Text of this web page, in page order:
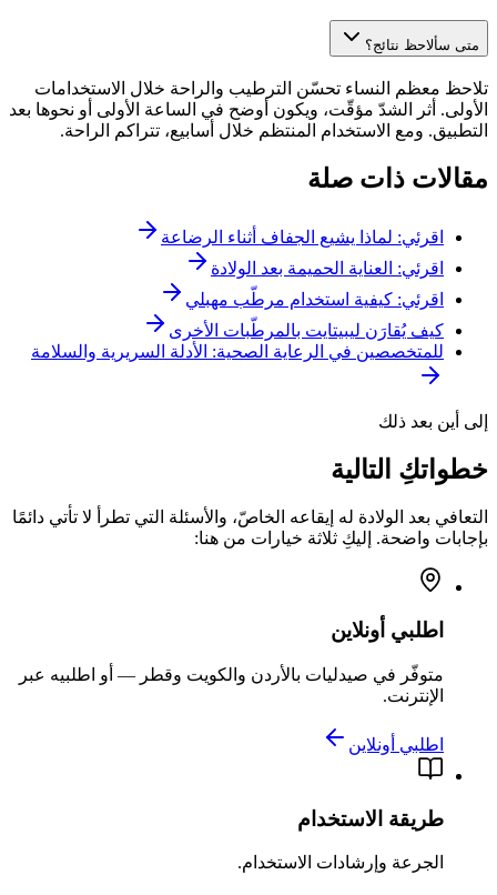
متى سألاحظ نتائج؟
تلاحظ معظم النساء تحسّن الترطيب والراحة خلال الاستخدامات
الأولى. أثر الشدّ مؤقّت، ويكون أوضح في الساعة الأولى أو نحوها بعد
التطبيق. ومع الاستخدام المنتظم خلال أسابيع، تتراكم الراحة.
مقالات ذات صلة
اقرئي: لماذا يشيع الجفاف أثناء الرضاعة
اقرئي: العناية الحميمة بعد الولادة
اقرئي: كيفية استخدام مرطّب مهبلي
كيف يُقارَن ليبيتايت بالمرطّبات الأخرى
للمتخصصين في الرعاية الصحية: الأدلة السريرية والسلامة
إلى أين بعد ذلك
خطواتكِ التالية
التعافي بعد الولادة له إيقاعه الخاصّ، والأسئلة التي تطرأ لا تأتي دائمًا
بإجابات واضحة. إليكِ ثلاثة خيارات من هنا:
اطلبي أونلاين
متوفّر في صيدليات بالأردن والكويت وقطر — أو اطلبيه عبر
الإنترنت.
اطلبي أونلاين
طريقة الاستخدام
الجرعة وإرشادات الاستخدام.